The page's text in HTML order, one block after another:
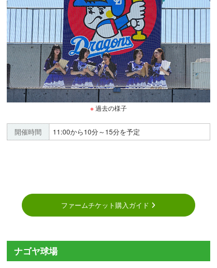
過去の様子
開催時間 11:00から10分～15分を予定
ファームチケット購入ガイド
ナゴヤ球場